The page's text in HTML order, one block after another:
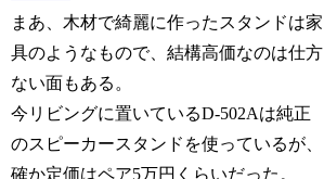
まあ、木材で綺麗に作ったスタンドは家
具のようなもので、結構高価なのは仕方
ない面もある。
今リビングに置いているD-502Aは純正
のスピーカースタンドを使っているが、
確か定価はペア5万円くらいだった。